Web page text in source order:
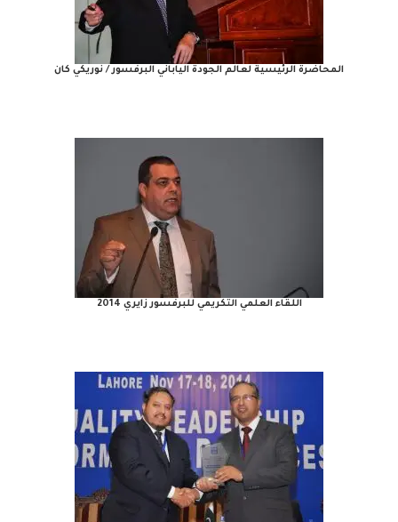
المحاضرة الرئيسية لعالم الجودة الياباني البرفسور / نوريكي كان
اللقاء العلمي التكريمي للبرفسور زايري 2014